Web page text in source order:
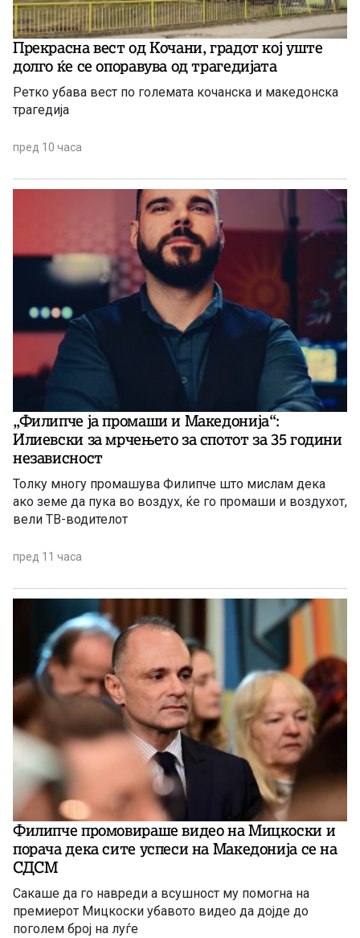
Прекрасна вест од Кочани, градот кој уште
долго ќе се опоравува од трагедијата
Ретко убава вест по големата кочанска и македонска
трагедија
пред 10 часа
„Филипче ја промаши и Македонија“:
Илиевски за мрчењето за спотот за 35 години
независност
Толку многу промашува Филипче што мислам дека
ако земе да пука во воздух, ќе го промаши и воздухот,
вели ТВ-водителот
пред 11 часа
Филипче промовираше видео на Мицкоски и
порача дека сите успеси на Македонија се на
СДСМ
Сакаше да го навреди а всушност му помогна на
премиерот Мицкоски убавото видео да дојде до
поголем број на луѓе